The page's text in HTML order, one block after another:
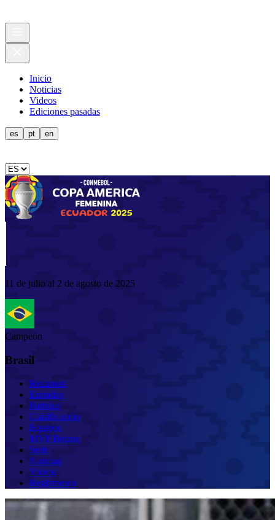
Inicio
Noticias
Videos
Ediciones pasadas
es pt en
11 de julio al 2 de agosto de 2025
Campeón
Brasil
Resumen
Entradas
Partidos
Clasificación
Equipos
MVP Betano
Sede
Noticias
Videos
Reglamento